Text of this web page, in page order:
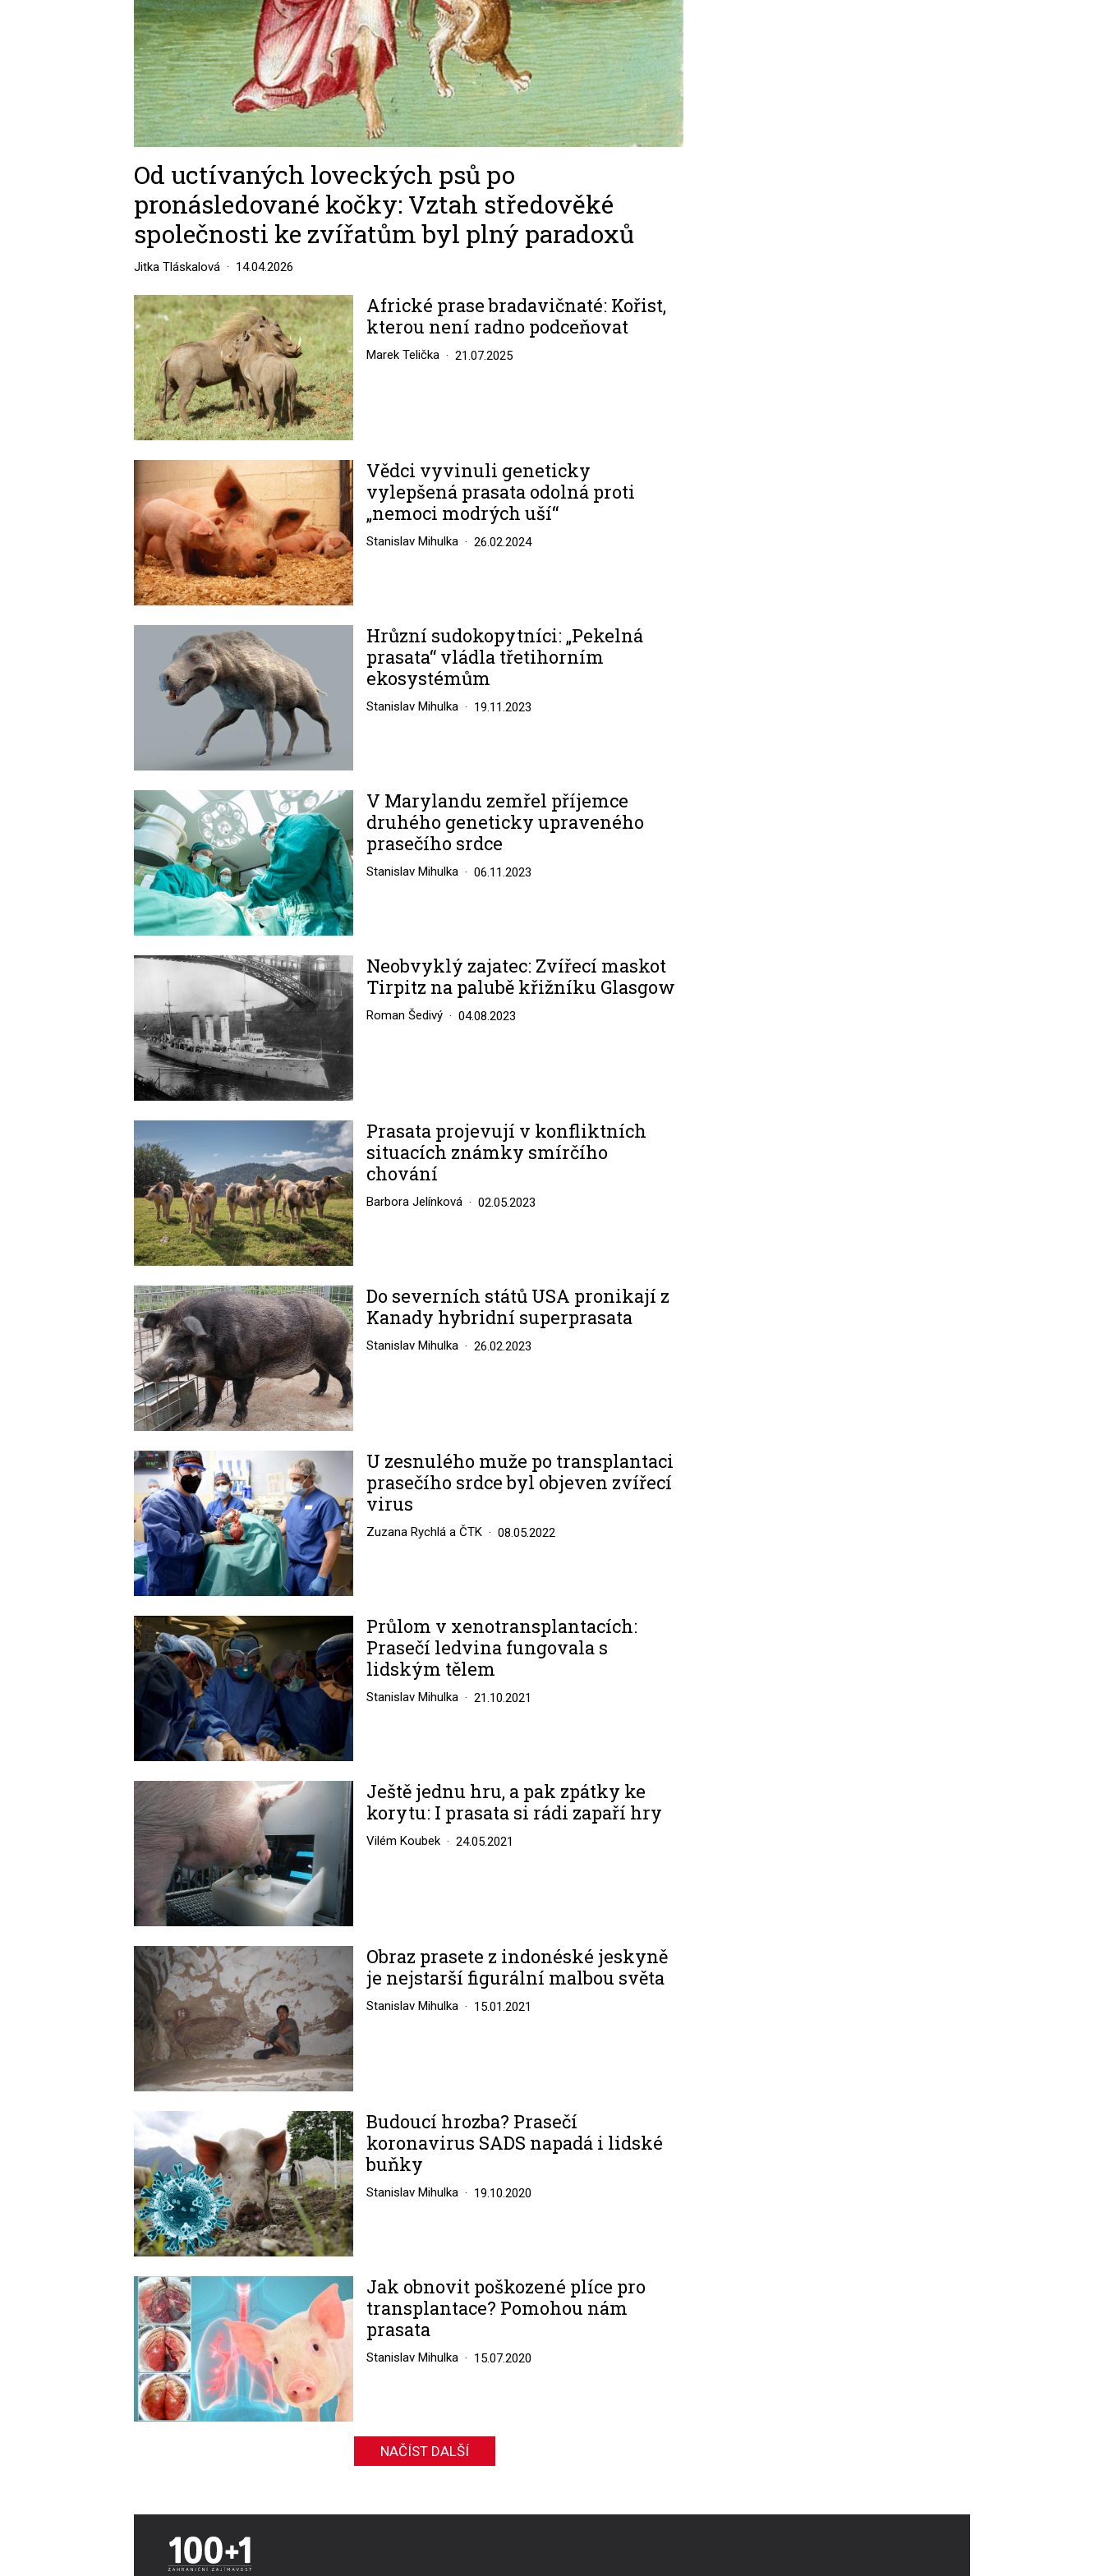
Od uctívaných loveckých psů po
pronásledované kočky: Vztah středověké
společnosti ke zvířatům byl plný paradoxů
Jitka Tláskalová 14.04.2026
Image
Africké prase bradavičnaté: Kořist,
kterou není radno podceňovat
Marek Telička 21.07.2025
Vědci vyvinuli geneticky
vylepšená prasata odolná proti
„nemoci modrých uší“
Stanislav Mihulka 26.02.2024
Hrůzní sudokopytníci: „Pekelná
prasata“ vládla třetihorním
ekosystémům
Stanislav Mihulka 19.11.2023
Image
V Marylandu zemřel příjemce
druhého geneticky upraveného
prasečího srdce
Stanislav Mihulka 06.11.2023
Image
Neobvyklý zajatec: Zvířecí maskot
Tirpitz na palubě křižníku Glasgow
Roman Šedivý 04.08.2023
Prasata projevují v konfliktních
situacích známky smírčího
chování
Barbora Jelínková 02.05.2023
Image
Do severních států USA pronikají z
Kanady hybridní superprasata
Stanislav Mihulka 26.02.2023
Image
U zesnulého muže po transplantaci
prasečího srdce byl objeven zvířecí
virus
Zuzana Rychlá a ČTK 08.05.2022
Image
Průlom v xenotransplantacích:
Prasečí ledvina fungovala s
lidským tělem
Stanislav Mihulka 21.10.2021
Image
Ještě jednu hru, a pak zpátky ke
korytu: I prasata si rádi zapaří hry
Vilém Koubek 24.05.2021
Image
Obraz prasete z indonéské jeskyně
je nejstarší figurální malbou světa
Stanislav Mihulka 15.01.2021
Image
Budoucí hrozba? Prasečí
koronavirus SADS napadá i lidské
buňky
Stanislav Mihulka 19.10.2020
Image
Jak obnovit poškozené plíce pro
transplantace? Pomohou nám
prasata
Stanislav Mihulka 15.07.2020
NAČÍST DALŠÍ